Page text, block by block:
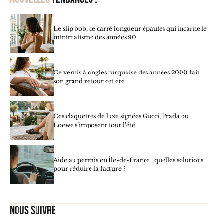
Le slip bob, ce carré longueur épaules qui incarne le
minimalisme des années 90
Ce vernis à ongles turquoise des années 2000 fait
son grand retour cet été
Ces claquettes de luxe signées Gucci, Prada ou
Loewe s’imposent tout l’été
Aide au permis en Île-de-France : quelles solutions
pour réduire la facture ?
Nous suivre